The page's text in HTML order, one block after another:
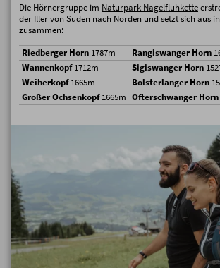
Die Hörnergruppe im Naturpark Nagelfluhkette
der Iller von Süden nach Norden und setzt sich aus
zusammen:
Riedberger Horn 1787m Rangiswanger Horn
Wannenkopf1712m Sigiswanger Horn
Weiherkopf1665m Bolsterlanger Horn
Großer Ochsenkopf1665m Ofterschwanger Horn